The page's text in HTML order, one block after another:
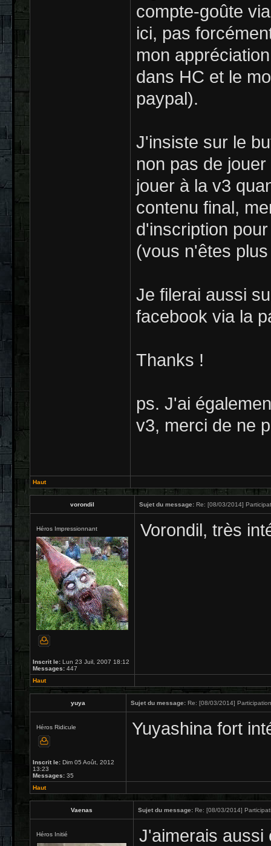
compte-goûte
ici, pas
mon
dans HC et le
paypal).
J'insiste sur le
non pas de
jouer à la v3
contenu final,
d'inscription
(vous n'êtes
Je filerai aussi
facebook via la
Thanks !
ps. J'ai
v3, merci de ne
Haut
vorondil Sujet du message: Re: [08/03/2014]
Héros Impressionnant
Inscrit le: Lun 23 Juil, 2007 18:12
Messages: 447
Vorondil, très
Haut
yuya Sujet du message: Re: [08/03/2014]
Héros Ridicule
Inscrit le: Dim 05 Août, 2012
13:23
Messages: 35
Yuyashina fort
Haut
Vaenas Sujet du message: Re: [08/03/2014]
Héros Initié
J'aimerais aussi